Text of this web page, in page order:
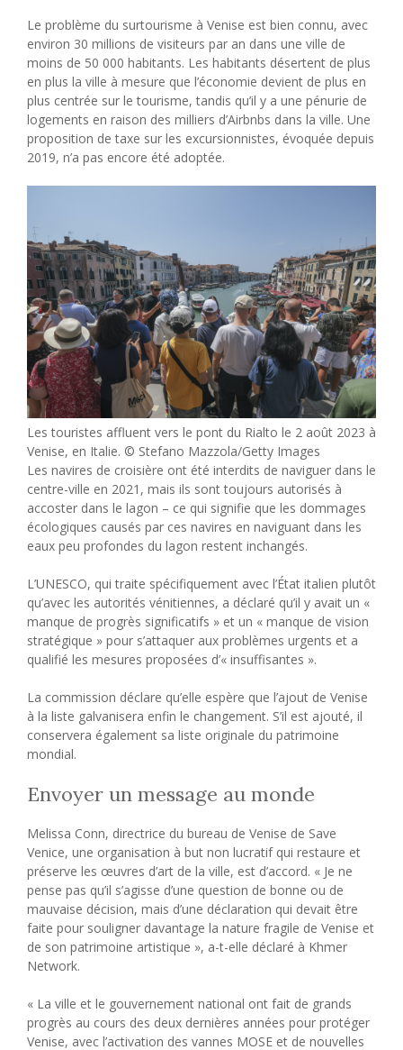
Le problème du surtourisme à Venise est bien connu, avec
environ 30 millions de visiteurs par an dans une ville de
moins de 50 000 habitants. Les habitants désertent de plus
en plus la ville à mesure que l’économie devient de plus en
plus centrée sur le tourisme, tandis qu’il y a une pénurie de
logements en raison des milliers d’Airbnbs dans la ville. Une
proposition de taxe sur les excursionnistes, évoquée depuis
2019, n’a pas encore été adoptée.
Les touristes affluent vers le pont du Rialto le 2 août 2023 à
Venise, en Italie. © Stefano Mazzola/Getty Images
Les navires de croisière ont été interdits de naviguer dans le
centre-ville en 2021, mais ils sont toujours autorisés à
accoster dans le lagon – ce qui signifie que les dommages
écologiques causés par ces navires en naviguant dans les
eaux peu profondes du lagon restent inchangés.
L’UNESCO, qui traite spécifiquement avec l’État italien plutôt
qu’avec les autorités vénitiennes, a déclaré qu’il y avait un «
manque de progrès significatifs » et un « manque de vision
stratégique » pour s’attaquer aux problèmes urgents et a
qualifié les mesures proposées d’« insuffisantes ».
La commission déclare qu’elle espère que l’ajout de Venise
à la liste galvanisera enfin le changement. S’il est ajouté, il
conservera également sa liste originale du patrimoine
mondial.
Envoyer un message au monde
Melissa Conn, directrice du bureau de Venise de Save
Venice, une organisation à but non lucratif qui restaure et
préserve les œuvres d’art de la ville, est d’accord. « Je ne
pense pas qu’il s’agisse d’une question de bonne ou de
mauvaise décision, mais d’une déclaration qui devait être
faite pour souligner davantage la nature fragile de Venise et
de son patrimoine artistique », a-t-elle déclaré à Khmer
Network.
« La ville et le gouvernement national ont fait de grands
progrès au cours des deux dernières années pour protéger
Venise, avec l’activation des vannes MOSE et de nouvelles